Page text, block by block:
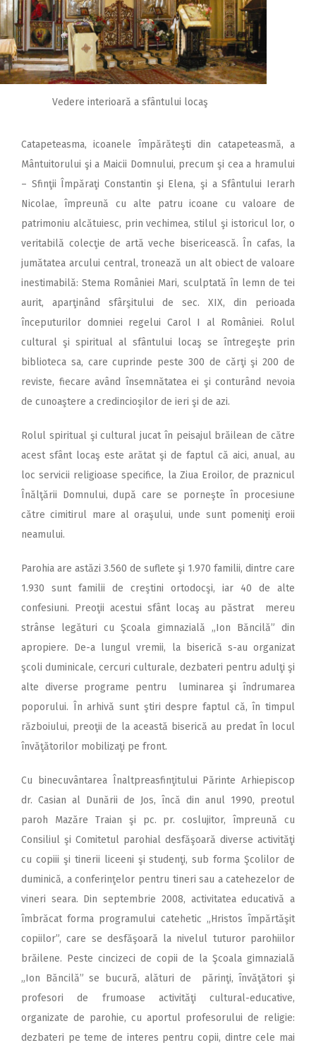
Vedere interioară a sfântului locaş
Catapeteasma, icoanele împărăteşti din catapeteasmă, a
Mântuitorului şi a Maicii Domnului, precum şi cea a hramului
– Sfinţii Împăraţi Constantin şi Elena, şi a Sfântului Ierarh
Nicolae, împreună cu alte patru icoane cu valoare de
patrimoniu alcătuiesc, prin vechimea, stilul şi istoricul lor, o
veritabilă colecţie de artă veche bisericească. În cafas, la
jumătatea arcului central, tronează un alt obiect de valoare
inestimabilă: Stema României Mari, sculptată în lemn de tei
aurit, aparţinând sfârşitului de sec. XIX, din perioada
începuturilor domniei regelui Carol I al României. Rolul
cultural şi spiritual al sfântului locaş se întregeşte prin
biblioteca sa, care cuprinde peste 300 de cărţi şi 200 de
reviste, fiecare având însemnătatea ei şi conturând nevoia
de cunoaştere a credincioşilor de ieri şi de azi.
Rolul spiritual şi cultural jucat în peisajul brăilean de către
acest sfânt locaş este arătat şi de faptul că aici, anual, au
loc servicii religioase specifice, la Ziua Eroilor, de praznicul
Înălţării Domnului, după care se porneşte în procesiune
către cimitirul mare al oraşului, unde sunt pomeniţi eroii
neamului.
Parohia are astăzi 3.560 de suflete şi 1.970 familii, dintre care
1.930 sunt familii de creştini ortodocşi, iar 40 de alte
confesiuni. Preoţii acestui sfânt locaş au păstrat mereu
strânse legături cu Şcoala gimnazială „Ion Băncilă” din
apropiere. De-a lungul vremii, la biserică s-au organizat
şcoli duminicale, cercuri culturale, dezbateri pentru adulţi şi
alte diverse programe pentru luminarea şi îndrumarea
poporului. În arhivă sunt ştiri despre faptul că, în timpul
războiului, preoţii de la această biserică au predat în locul
învăţătorilor mobilizaţi pe front.
Cu binecuvântarea Înaltpreasfinţitului Părinte Arhiepiscop
dr. Casian al Dunării de Jos, încă din anul 1990, preotul
paroh Mazăre Traian şi pc. pr. coslujitor, împreună cu
Consiliul şi Comitetul parohial desfăşoară diverse activităţi
cu copiii şi tinerii liceeni şi studenţi, sub forma Şcolilor de
duminică, a conferinţelor pentru tineri sau a catehezelor de
vineri seara. Din septembrie 2008, activitatea educativă a
îmbrăcat forma programului catehetic „Hristos împărtăşit
copiilor”, care se desfăşoară la nivelul tuturor parohiilor
brăilene. Peste cincizeci de copii de la Şcoala gimnazială
„Ion Băncilă” se bucură, alături de părinţi, învăţători şi
profesori de frumoase activităţi cultural-educative,
organizate de parohie, cu aportul profesorului de religie:
dezbateri pe teme de interes pentru copii, dintre cele mai